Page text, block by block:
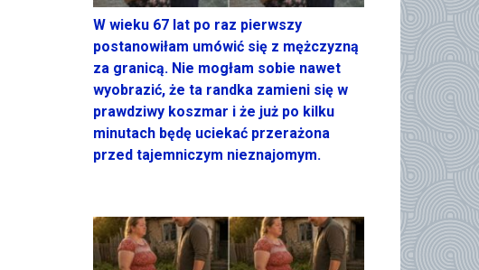
W wieku 67 lat po raz pierwszy
postanowiłam umówić się z mężczyzną
za granicą. Nie mogłam sobie nawet
wyobrazić, że ta randka zamieni się w
prawdziwy koszmar i że już po kilku
minutach będę uciekać przerażona
przed tajemniczym nieznajomym.